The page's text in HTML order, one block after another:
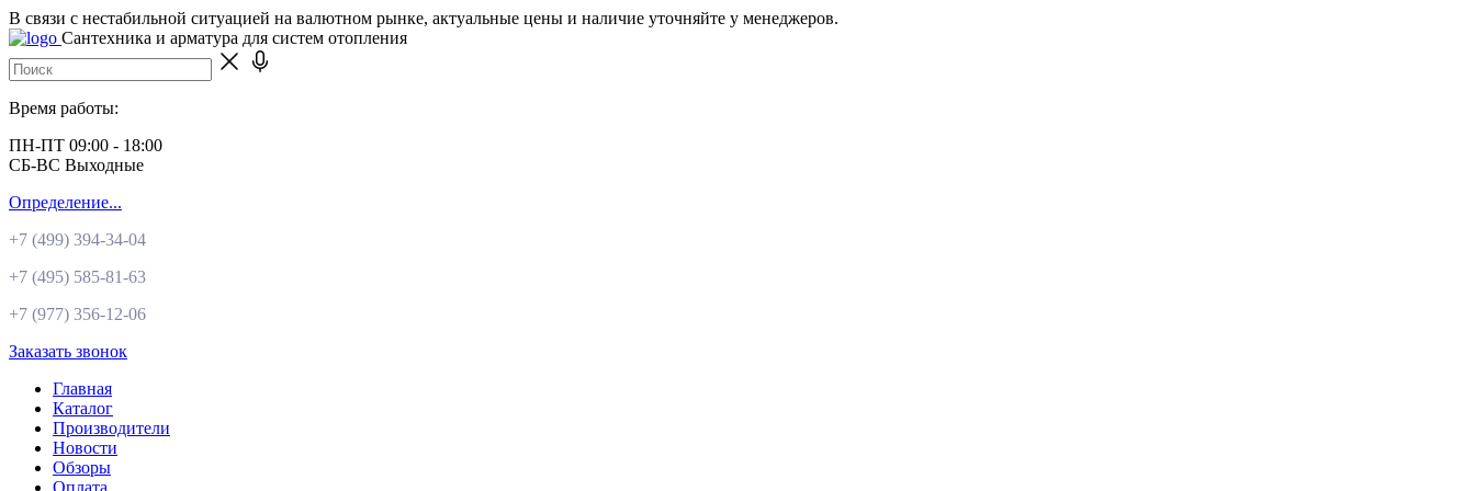
В связи с нестабильной ситуацией на валютном рынке, актуальные цены и наличие уточняйте у менеджеров.
Сантехника и арматура для систем отопления
Время работы:
ПН-ПТ 09:00 - 18:00
СБ-ВС Выходные
Определение...
+7 (499) 394-34-04
+7 (495) 585-81-63
+7 (977) 356-12-06
Заказать звонок
Главная
Каталог
Производители
Новости
Обзоры
Оплата